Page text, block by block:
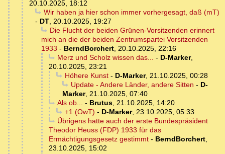
20.10.2025, 18:12
Wir haben ja hier schon immer vorhergesagt, daß (mT)
- DT, 20.10.2025, 19:27
Die Flucht der beiden Grünen-Vorsitzenden erinnert
mich an die der beiden Zentrumspartei Vorsitzenden
1933 - BerndBorchert, 20.10.2025, 22:16
Merz und Scholz wissen das... - D-Marker,
20.10.2025, 23:21
Höhere Kunst- D-Marker, 21.10.2025, 00:28
Update - Andere Länder, andere Sitten - D-
Marker, 21.10.2025, 07:40
Als ob... - Brutus, 21.10.2025, 14:20
+1 (OwT) - D-Marker, 23.10.2025, 05:33
Übrigens hatte auch der erste Bundespräsident
Theodor Heuss (FDP) 1933 für das
Ermächtigungsgesetz gestimmt - BerndBorchert,
23.10.2025, 15:02